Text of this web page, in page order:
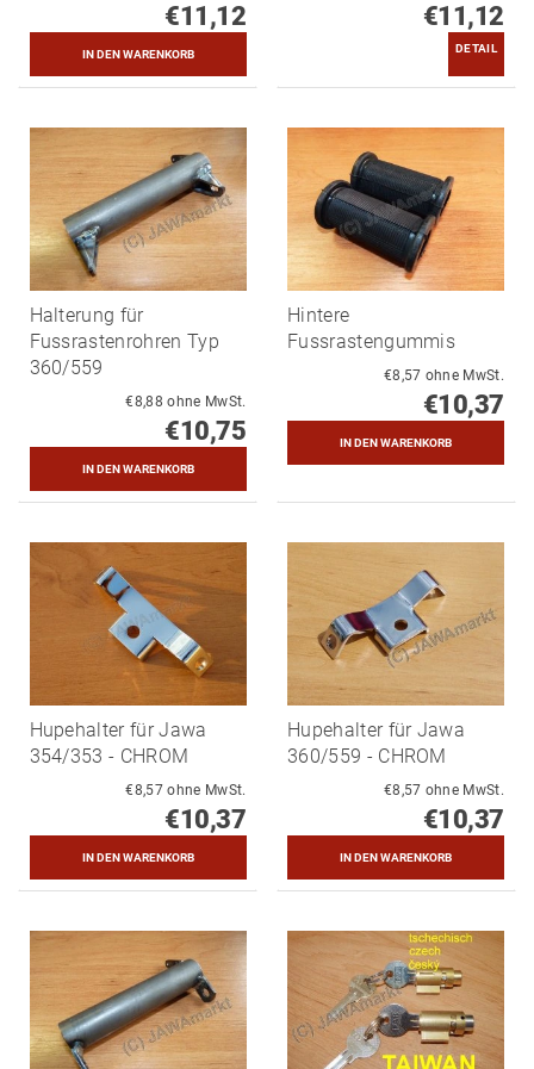
€11,12 €11,12
DETAIL
Halterung für
Fussrastenrohren Typ
360/559
€8,88 ohne MwSt.
€10,75
Hintere
Fussrastengummis
€8,57 ohne MwSt.
€10,37
Hupehalter für Jawa
354/353 - CHROM
€8,57 ohne MwSt.
€10,37
Hupehalter für Jawa
360/559 - CHROM
€8,57 ohne MwSt.
€10,37